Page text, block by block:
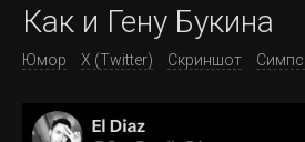
Как и Гену Букина
Юмор X (Twitter) Скриншот